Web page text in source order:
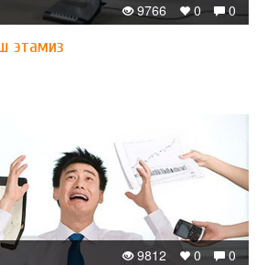
0
0
9766
этамиз
0
0
9812